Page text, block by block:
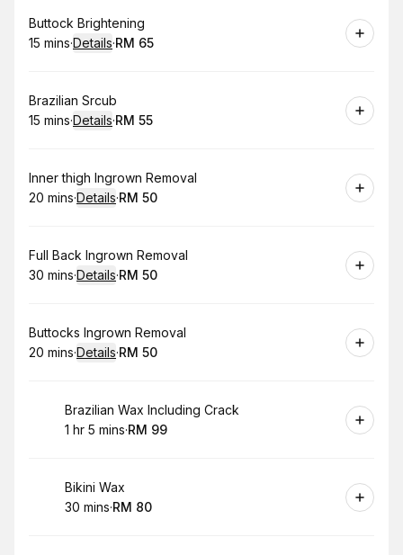
Book
Buttock Brightening
.Duration:
15 mins·Details·
.Price
RM 65
Book
Brazilian Srcub
.Duration:
15 mins·Details·
.Price
RM 55
Book
Inner thigh Ingrown Removal
.Duration:
20 mins·Details·
.Price
RM 50
Book
Full Back Ingrown Removal
.Duration:
30 mins·Details·
.Price
RM 50
Book
Buttocks Ingrown Removal
.Duration:
20 mins·Details·
.Price
RM 50
Book
Brazilian Wax Including Crack
. Duration:
1 hr 5 mins·
.Price
RM 99
Book
Bikini Wax
.Duration
30 mins·
.Price
RM 80